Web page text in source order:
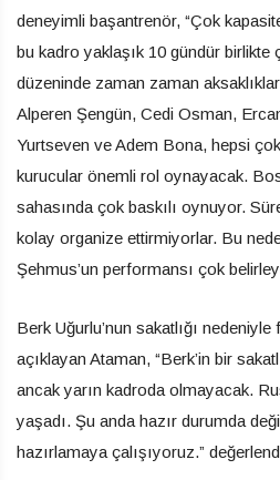
deneyimli başantrenör, “Çok
bu kadro yaklaşık 10 gündür birlikte
düzeninde zaman zaman
Alperen Şengün, Cedi Osman,
Yurtseven ve Adem Bona, hepsi
kurucular önemli rol oynayacak.
sahasında çok baskılı oynuyor.
kolay organize ettirmiyorlar. Bu
Şehmus’un performansı çok
Berk Uğurlu’nun sakatlığı
açıklayan Ataman, “Berk’in bir
ancak yarın kadroda olmayacak.
yaşadı. Şu anda hazır durumda
hazırlamaya çalışıyoruz.”